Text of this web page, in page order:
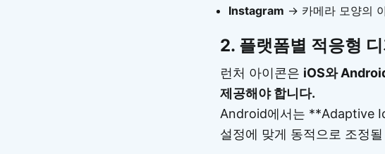
Instagram → 카메라 모양의
2. 플랫폼별 적응형
런처 아이콘은 iOS와
제공해야 합니다.
Android에서는 **Adaptive
설정에 맞게 동적으로 조정